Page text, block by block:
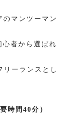
マンツーマン
心者から選ばれ
リーランスとし
時間40分）